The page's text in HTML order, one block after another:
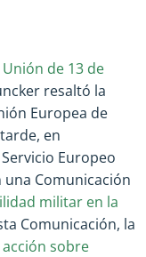
de 13 de
resaltó la
Europea de
en
Europeo
una Comunicación
militar en la
Comunicación, la
sobre